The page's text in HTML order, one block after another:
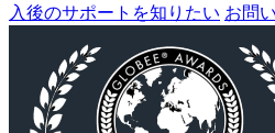
入後のサポートを知りたい お問